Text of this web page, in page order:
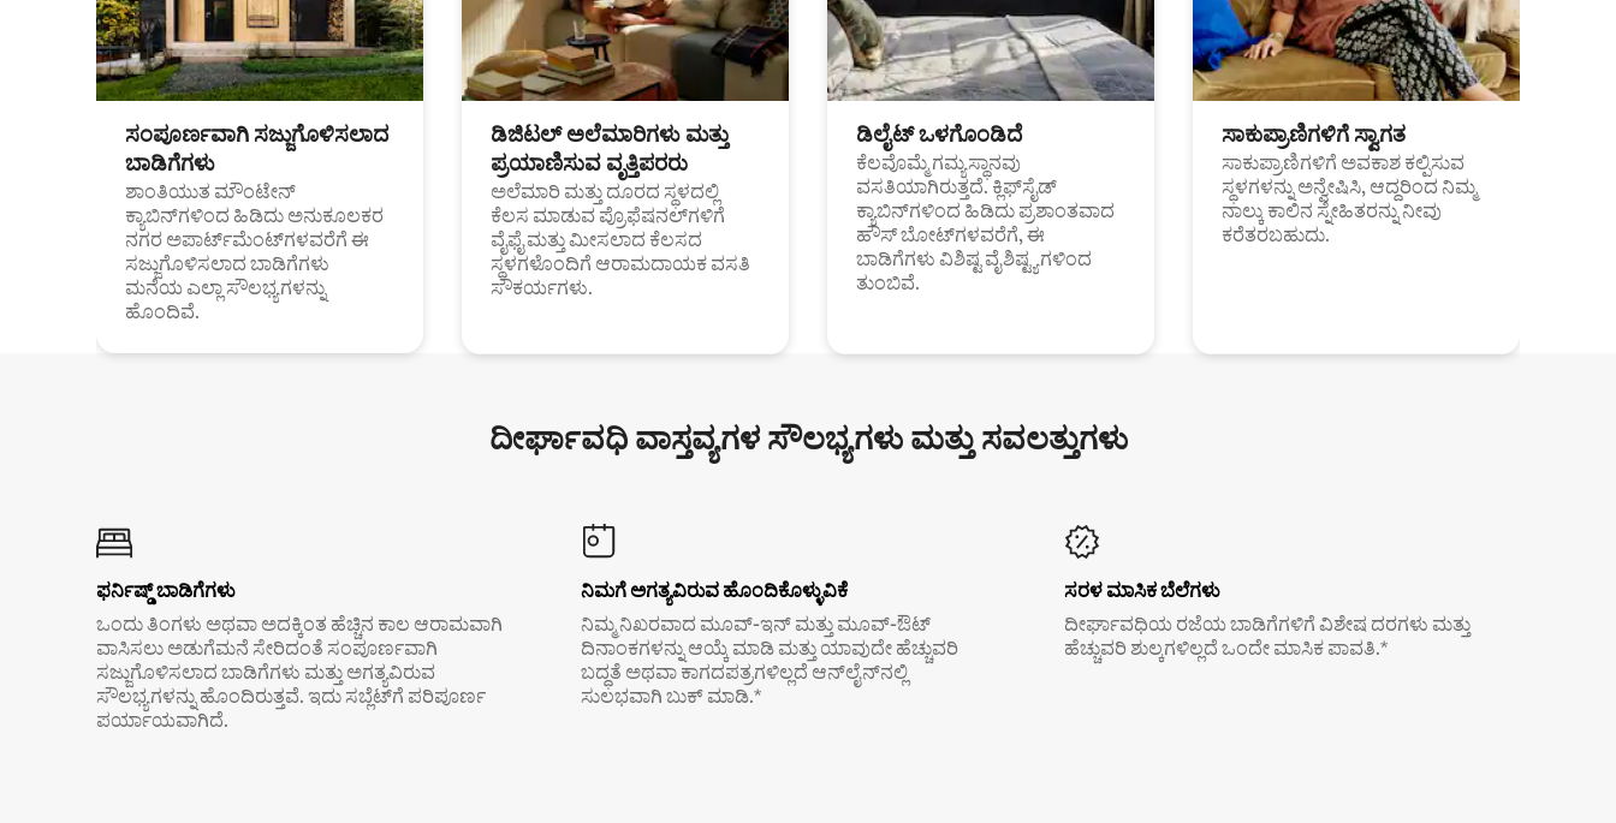
ಸಂಪೂರ್ಣವಾಗಿ ಸಜ್ಜುಗೊಳಿಸಲಾದ
ಬಾಡಿಗೆಗಳು
ಶಾಂತಿಯುತ ಮೌಂಟೇನ್
ಕ್ಯಾಬಿನ್‌ಗಳಿಂದ ಹಿಡಿದು ಅನುಕೂಲಕರ
ನಗರ ಅಪಾರ್ಟ್‌ಮೆಂಟ್‌ಗಳವರೆಗೆ ಈ
ಸಜ್ಜುಗೊಳಿಸಲಾದ ಬಾಡಿಗೆಗಳು
ಮನೆಯ ಎಲ್ಲಾ ಸೌಲಭ್ಯಗಳನ್ನು
ಹೊಂದಿವೆ.
ಡಿಜಿಟಲ್ ಅಲೆಮಾರಿಗಳು ಮತ್ತು
ಪ್ರಯಾಣಿಸುವ ವೃತ್ತಿಪರರು
ಅಲೆಮಾರಿ ಮತ್ತು ದೂರದ ಸ್ಥಳದಲ್ಲಿ
ಕೆಲಸ ಮಾಡುವ ಪ್ರೊಫೆಷನಲ್‌ಗಳಿಗೆ
ವೈಫೈ ಮತ್ತು ಮೀಸಲಾದ ಕೆಲಸದ
ಸ್ಥಳಗಳೊಂದಿಗೆ ಆರಾಮದಾಯಕ ವಸತಿ
ಸೌಕರ್ಯಗಳು.
ಡಿಲೈಟ್ ಒಳಗೊಂಡಿದೆ
ಕೆಲವೊಮ್ಮೆ ಗಮ್ಯಸ್ಥಾನವು
ವಸತಿಯಾಗಿರುತ್ತದೆ. ಕ್ಲಿಫ್‌ಸೈಡ್
ಕ್ಯಾಬಿನ್‌ಗಳಿಂದ ಹಿಡಿದು ಪ್ರಶಾಂತವಾದ
ಹೌಸ್ ಬೋಟ್‌ಗಳವರೆಗೆ, ಈ
ಬಾಡಿಗೆಗಳು ವಿಶಿಷ್ಟ ವೈಶಿಷ್ಟ್ಯಗಳಿಂದ
ತುಂಬಿವೆ.
ಸಾಕುಪ್ರಾಣಿಗಳಿಗೆ ಸ್ವಾಗತ
ಸಾಕುಪ್ರಾಣಿಗಳಿಗೆ ಅವಕಾಶ ಕಲ್ಪಿಸುವ
ಸ್ಥಳಗಳನ್ನು ಅನ್ವೇಷಿಸಿ, ಆದ್ದರಿಂದ ನಿಮ್ಮ
ನಾಲ್ಕು ಕಾಲಿನ ಸ್ನೇಹಿತರನ್ನು ನೀವು
ಕರೆತರಬಹುದು.
ದೀರ್ಘಾವಧಿ ವಾಸ್ತವ್ಯಗಳ ಸೌಲಭ್ಯಗಳು ಮತ್ತು ಸವಲತ್ತುಗಳು
ಫರ್ನಿಷ್ಡ್ ಬಾಡಿಗೆಗಳು
ಒಂದು ತಿಂಗಳು ಅಥವಾ ಅದಕ್ಕಿಂತ ಹೆಚ್ಚಿನ ಕಾಲ ಆರಾಮವಾಗಿ
ವಾಸಿಸಲು ಅಡುಗೆಮನೆ ಸೇರಿದಂತೆ ಸಂಪೂರ್ಣವಾಗಿ
ಸಜ್ಜುಗೊಳಿಸಲಾದ ಬಾಡಿಗೆಗಳು ಮತ್ತು ಅಗತ್ಯವಿರುವ
ಸೌಲಭ್ಯಗಳನ್ನು ಹೊಂದಿರುತ್ತವೆ. ಇದು ಸಬ್ಲೆಟ್‌ಗೆ ಪರಿಪೂರ್ಣ
ಪರ್ಯಾಯವಾಗಿದೆ.
ನಿಮಗೆ ಅಗತ್ಯವಿರುವ ಹೊಂದಿಕೊಳ್ಳುವಿಕೆ
ನಿಮ್ಮ ನಿಖರವಾದ ಮೂವ್-ಇನ್ ಮತ್ತು ಮೂವ್-ಔಟ್
ದಿನಾಂಕಗಳನ್ನು ಆಯ್ಕೆ ಮಾಡಿ ಮತ್ತು ಯಾವುದೇ ಹೆಚ್ಚುವರಿ
ಬದ್ಧತೆ ಅಥವಾ ಕಾಗದಪತ್ರಗಳಿಲ್ಲದೆ ಆನ್‌ಲೈನ್‌ನಲ್ಲಿ
ಸುಲಭವಾಗಿ ಬುಕ್ ಮಾಡಿ.*
ಸರಳ ಮಾಸಿಕ ಬೆಲೆಗಳು
ದೀರ್ಘಾವಧಿಯ ರಜೆಯ ಬಾಡಿಗೆಗಳಿಗೆ ವಿಶೇಷ ದರಗಳು ಮತ್ತು
ಹೆಚ್ಚುವರಿ ಶುಲ್ಕಗಳಿಲ್ಲದೆ ಒಂದೇ ಮಾಸಿಕ ಪಾವತಿ.*